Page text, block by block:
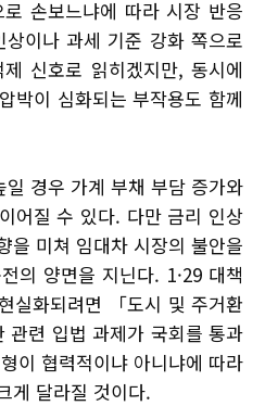
손보느냐에 따라 시장 반응
이나 과세 기준 강화 쪽으로
신호로 읽히겠지만, 동시에
박이 심화되는 부작용도 함께
경우 가계 부채 부담 증가와
어질 수 있다. 다만 금리 인상
을 미쳐 임대차 시장의 불안을
의 양면을 지닌다. 1·29 대책
실화되려면 「도시 및 주거환
관련 입법 과제가 국회를 통과
이 협력적이냐 아니냐에 따라
게 달라질 것이다.